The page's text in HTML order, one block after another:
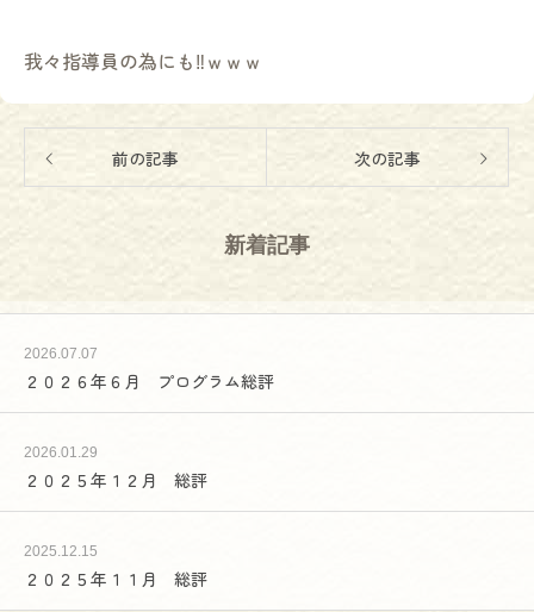
我々指導員の為にも‼ｗｗｗ
前の記事 次の記事
新着記事
2026.07.07
２０２６年６月 プログラム総評
2026.01.29
２０２５年１２月 総評
2025.12.15
２０２５年１１月 総評